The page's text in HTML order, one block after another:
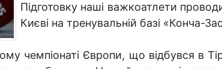
Підготовку наші важкоатлети
Києві на тренувальній базі «Конча-
чемпіонаті Європи, що відбувся в